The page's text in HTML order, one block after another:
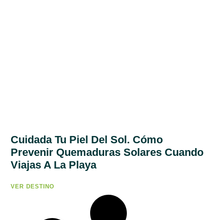
Cuidada Tu Piel Del Sol. Cómo
Prevenir Quemaduras Solares Cuando
Viajas A La Playa
VER DESTINO